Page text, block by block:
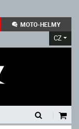
MOTO-HELMY
CZ